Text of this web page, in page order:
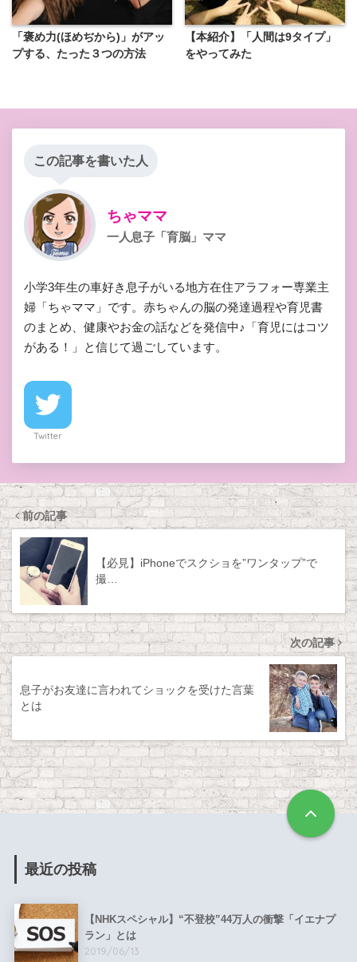
「褒め力(ほめぢから)」がアッ
プする、たった３つの方法
【本紹介】「人間は9タイプ」
をやってみた
この記事を書いた人
ちゃママ
一人息子「育脳」ママ
小学3年生の車好き息子がいる地方在住アラフォー専業主
婦「ちゃママ」です。赤ちゃんの脳の発達過程や育児書
のまとめ、健康やお金の話などを発信中♪「育児にはコツ
がある！」と信じて過ごしています。
Twitter
前の記事
【必見】iPhoneでスクショを”ワンタップ”で
撮…
次の記事
息子がお友達に言われてショックを受けた言葉
とは
最近の投稿
【NHKスペシャル】“不登校”44万人の衝撃「イエナプ
ラン」とは
2019/06/13